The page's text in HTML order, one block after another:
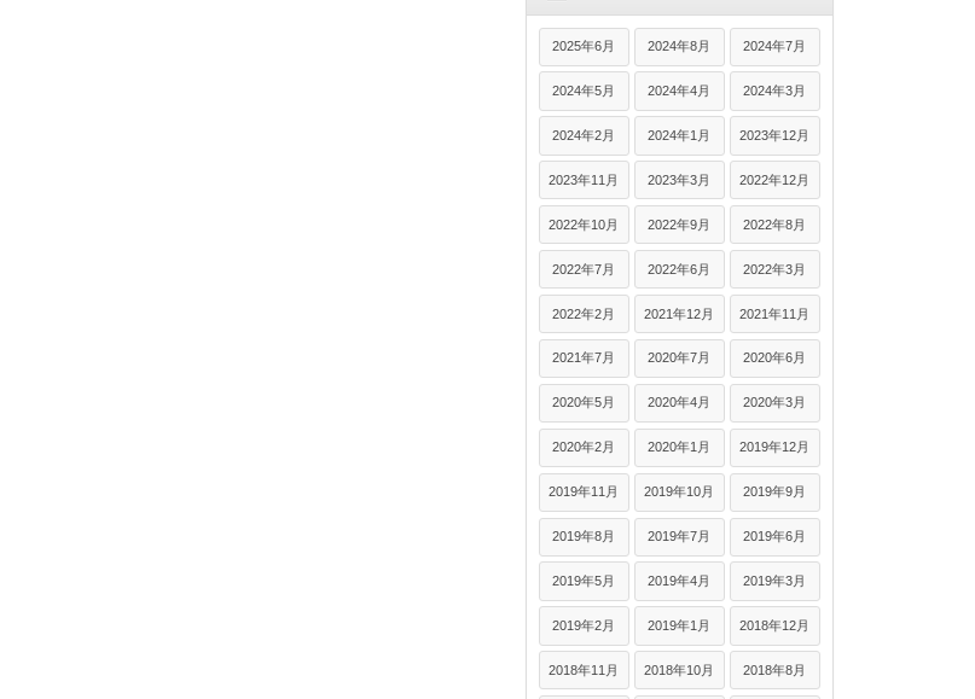
2025年6月 2024年8月 2024年7月
2024年5月 2024年4月 2024年3月
2024年2月 2024年1月 2023年12月
2023年11月 2023年3月 2022年12月
2022年10月 2022年9月 2022年8月
2022年7月 2022年6月 2022年3月
2022年2月 2021年12月 2021年11月
2021年7月 2020年7月 2020年6月
2020年5月 2020年4月 2020年3月
2020年2月 2020年1月 2019年12月
2019年11月 2019年10月 2019年9月
2019年8月 2019年7月 2019年6月
2019年5月 2019年4月 2019年3月
2019年2月 2019年1月 2018年12月
2018年11月 2018年10月 2018年8月